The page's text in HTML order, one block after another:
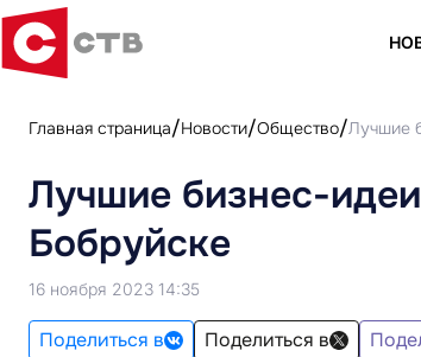
Главная страница Новости Общество Лучшие
Лучшие бизнес-
Бобруйске
16 ноября 2023 14:35
Поделиться в Поделиться в